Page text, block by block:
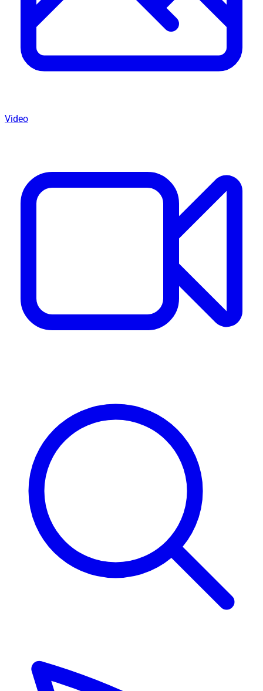
Video